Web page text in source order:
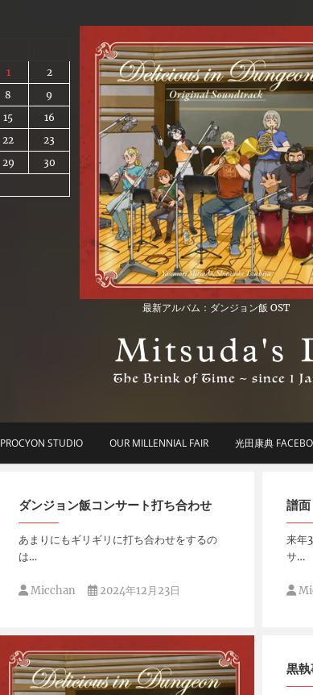
1
2
8
9
15
16
22
23
29
30
最新アルバム：ダンジョン飯 OST
Mitsuda's Diary
PROCYON STUDIO OUR MILLENNIAL FAIR 光田康典
ダンジョン飯コンサート打ち合わせ
あまりにもギリギリに打ち合わせをするの
は…
Micchan 2024年12月23日
譜面
来年
サ…
黒執